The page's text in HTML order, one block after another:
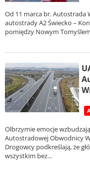
Od 11 marca br. Autostrada
autostrady A2 Świecko –
pomiędzy Nowym
Olbrzymie emocje
Autostradowej Obwodnicy
Drogowcy podkreślają, że
wszystkim bez...